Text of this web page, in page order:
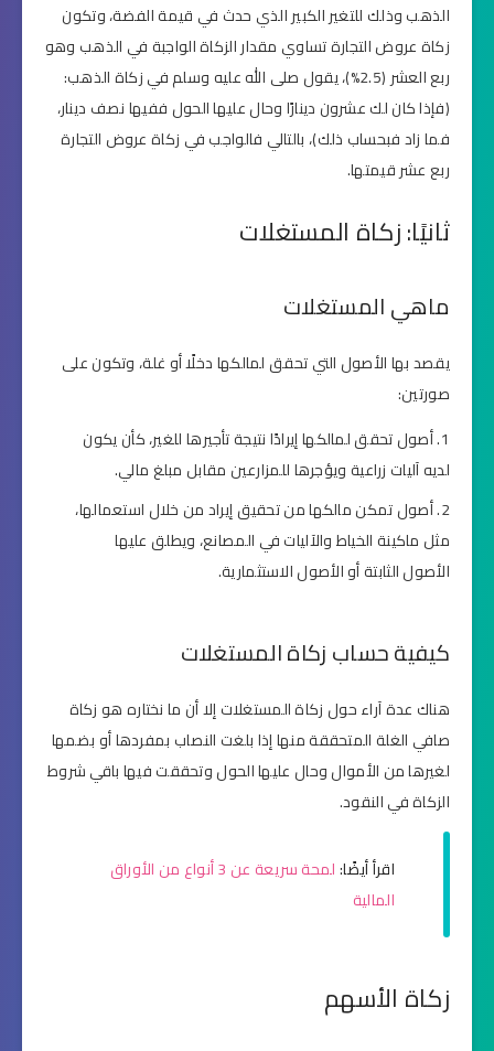
الذهب وذلك للتغير الكبير الذي حدث في قيمة الفضة، وتكون
زكاة عروض التجارة تساوي مقدار الزكاة الواجبة في الذهب وهو
ربع العشر (2.5%)، يقول صلى الله عليه وسلم في زكاة الذهب:
(فإذا كان لك عشرون دينارًا وحال عليها الحول ففيها نصف دينار،
فما زاد فبحساب ذلك)، بالتالي فالواجب في زكاة عروض التجارة
ربع عشر قيمتها.
ثانيًا: زكاة المستغلات
ماهي المستغلات
يقصد بها الأصول التي تحقق لمالكها دخلًا أو غلة، وتكون على
صورتين:
أصول تحقق لمالكها إيرادًا نتيجة تأجيرها للغير، كأن يكون
لديه آليات زراعية ويؤجرها للمزارعين مقابل مبلغ مالي.
أصول تمكن مالكها من تحقيق إيراد من خلال استعمالها،
مثل ماكينة الخياط والآليات في المصانع، ويطلق عليها
الأصول الثابتة أو الأصول الاستثمارية.
كيفية حساب زكاة المستغلات
هناك عدة آراء حول زكاة المستغلات إلا أن ما نختاره هو زكاة
صافي الغلة المتحققة منها إذا بلغت النصاب بمفردها أو بضمها
لغيرها من الأموال وحال عليها الحول وتحققت فيها باقي شروط
الزكاة في النقود.
اقرأ أيضًا:
لمحة سريعة عن 3 أنواع من الأوراق
المالية
زكاة الأسهم